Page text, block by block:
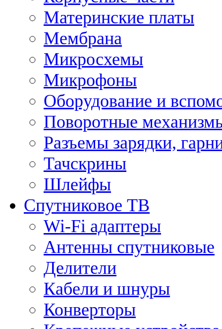
Материнские платы
Мембрана
Микросхемы
Микрофоны
Оборудование и
Поворотные
Разъемы зарядки,
Тачскрины
Шлейфы
Спутниковое ТВ
Wi-Fi адаптеры
Антенны спутниковые
Делители
Кабели и шнуры
Конверторы